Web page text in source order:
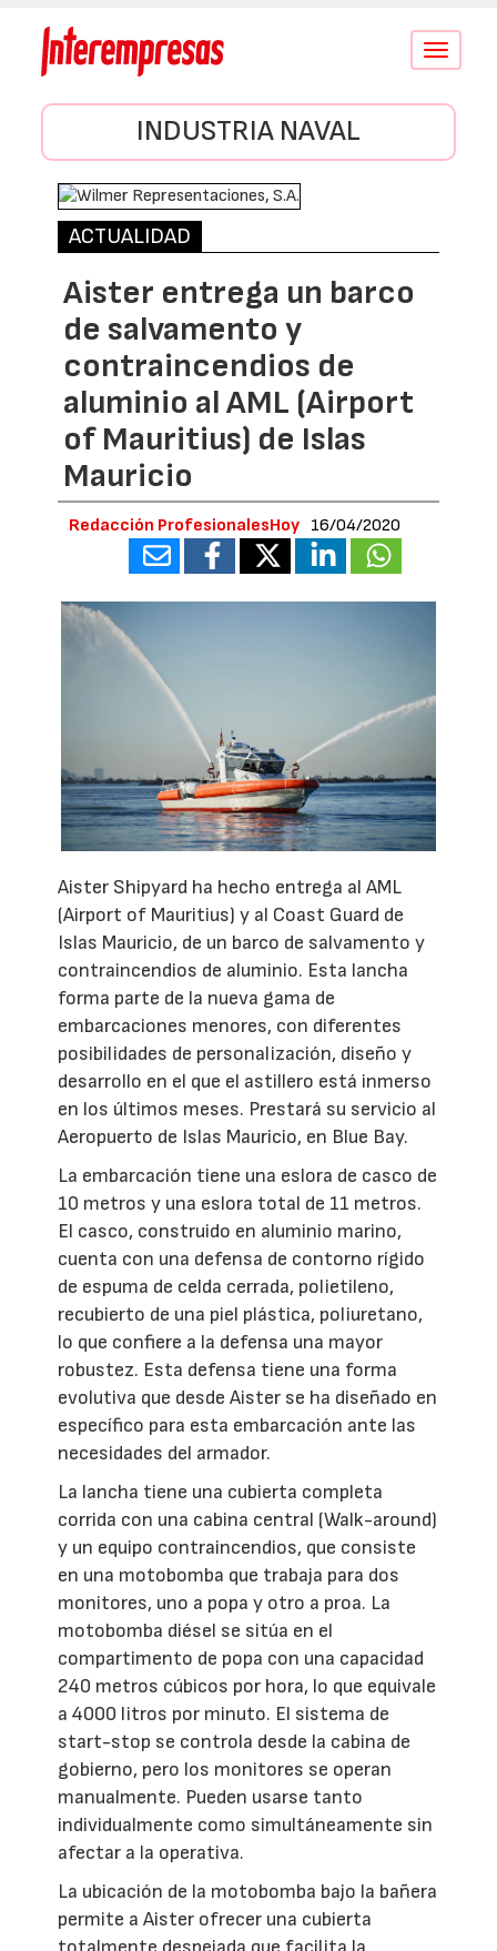
Conmutar
INDUSTRIA NAVAL
ACTUALIDAD
Aister entrega un barco
de salvamento y
contraincendios de
aluminio al AML (Airport
of Mauritius) de Islas
Mauricio
Redacción ProfesionalesHoy 16/04/2020
Aister Shipyard ha hecho entrega al AML
(Airport of Mauritius) y al Coast Guard de
Islas Mauricio, de un barco de salvamento y
contraincendios de aluminio. Esta lancha
forma parte de la nueva gama de
embarcaciones menores, con diferentes
posibilidades de personalización, diseño y
desarrollo en el que el astillero está inmerso
en los últimos meses. Prestará su servicio al
Aeropuerto de Islas Mauricio, en Blue Bay.
La embarcación tiene una eslora de casco de
10 metros y una eslora total de 11 metros.
El casco, construido en aluminio marino,
cuenta con una defensa de contorno rígido
de espuma de celda cerrada, polietileno,
recubierto de una piel plástica, poliuretano,
lo que confiere a la defensa una mayor
robustez. Esta defensa tiene una forma
evolutiva que desde Aister se ha diseñado en
específico para esta embarcación ante las
necesidades del armador.
La lancha tiene una cubierta completa
corrida con una cabina central (Walk-around)
y un equipo contraincendios, que consiste
en una motobomba que trabaja para dos
monitores, uno a popa y otro a proa. La
motobomba diésel se sitúa en el
compartimento de popa con una capacidad
240 metros cúbicos por hora, lo que equivale
a 4000 litros por minuto. El sistema de
start-stop se controla desde la cabina de
gobierno, pero los monitores se operan
manualmente. Pueden usarse tanto
individualmente como simultáneamente sin
afectar a la operativa.
La ubicación de la motobomba bajo la bañera
permite a Aister ofrecer una cubierta